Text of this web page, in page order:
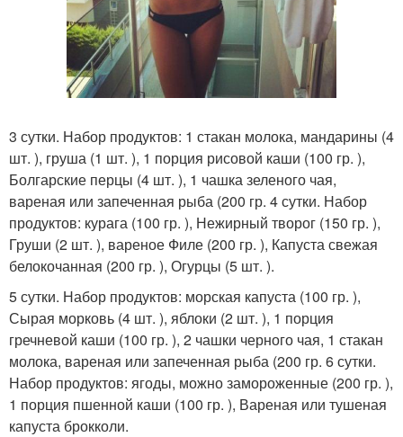
3 сутки. Набор продуктов: 1 стакан молока, мандарины (4
шт. ), груша (1 шт. ), 1 порция рисовой каши (100 гр. ),
Болгарские перцы (4 шт. ), 1 чашка зеленого чая,
вареная или запеченная рыба (200 гр. 4 сутки. Набор
продуктов: курага (100 гр. ), Нежирный творог (150 гр. ),
Груши (2 шт. ), вареное Филе (200 гр. ), Капуста свежая
белокочанная (200 гр. ), Огурцы (5 шт. ).
5 сутки. Набор продуктов: морская капуста (100 гр. ),
Сырая морковь (4 шт. ), яблоки (2 шт. ), 1 порция
гречневой каши (100 гр. ), 2 чашки черного чая, 1 стакан
молока, вареная или запеченная рыба (200 гр. 6 сутки.
Набор продуктов: ягоды, можно замороженные (200 гр. ),
1 порция пшенной каши (100 гр. ), Вареная или тушеная
капуста брокколи.